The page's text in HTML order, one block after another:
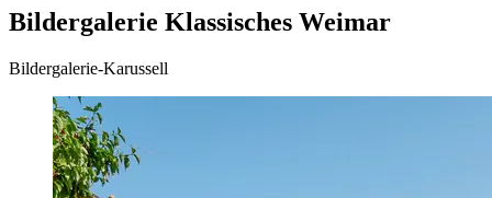
Bildergalerie Klassisches Weimar
Bildergalerie-Karussell